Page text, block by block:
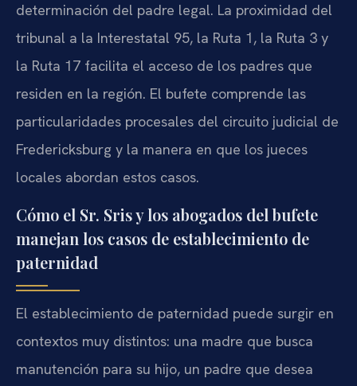
determinación del padre legal. La proximidad del
tribunal a la Interestatal 95, la Ruta 1, la Ruta 3 y
la Ruta 17 facilita el acceso de los padres que
residen en la región. El bufete comprende las
particularidades procesales del circuito judicial de
Fredericksburg y la manera en que los jueces
locales abordan estos casos.
Cómo el Sr. Sris y los abogados del bufete
manejan los casos de establecimiento de
paternidad
El establecimiento de paternidad puede surgir en
contextos muy distintos: una madre que busca
manutención para su hijo, un padre que desea